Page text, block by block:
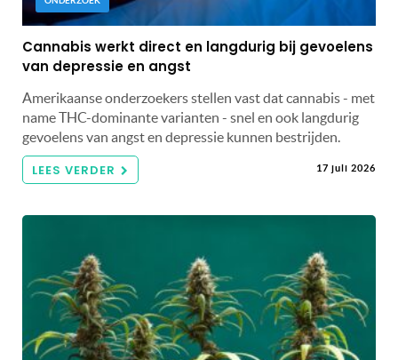
Cannabis werkt direct en langdurig bij gevoelens
van depressie en angst
Amerikaanse onderzoekers stellen vast dat cannabis - met
name THC-dominante varianten - snel en ook langdurig
gevoelens van angst en depressie kunnen bestrijden.
LEES VERDER 17 juli 2026